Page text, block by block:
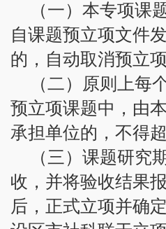
（一）本专项课
自课题预立项文件
的，自动取消预立项
（二）原则上每
预立项课题中，由
承担单位的，不得
（三）课题研究
收，并将验收结果
后，正式立项并确